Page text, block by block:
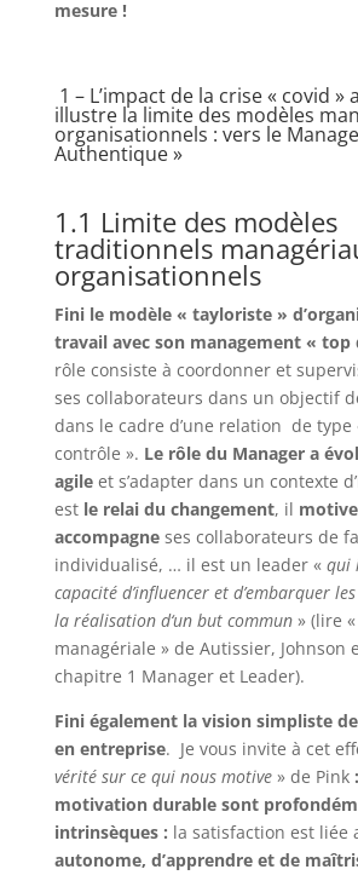
mesure !
1 – L’impact de la crise « covid »
illustre la limite des modèles
organisationnels : vers le
Authentique »
1.1 Limite des modèles
traditionnels
organisationnels
Fini le modèle « tayloriste »
travail avec son management « top
rôle consiste à coordonner et
ses collaborateurs dans un objectif
dans le cadre d’une relation de type
contrôle ». Le rôle du Manager a
agileet s’adapter dans un contexte
est le relai du changement, il motive
accompagneses collaborateurs de
individualisé, … il est un leader « qui
capacité d’influencer et d’embarquer
la réalisation d‘un but commun» (lire «
managériale » de Autissier, Johnson
chapitre 1 Manager et Leader).
Fini également la vision simpliste
en entreprise. Je vous invite à cet
vérité sur ce qui nous motive» de Pink
motivation durable sont
intrinsèques : la satisfaction est liée
autonome, d’apprendre et de